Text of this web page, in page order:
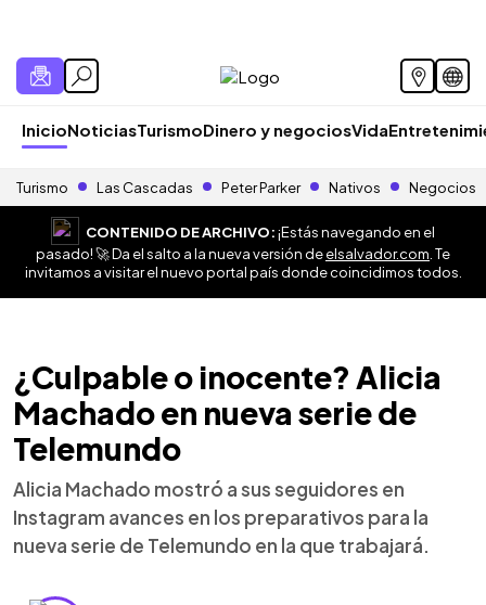
InicioNoticiasTurismoDinero y negociosVida
Turismo Las Cascadas Peter Parker Nativos Negocios
CONTENIDO DE ARCHIVO:¡Estás navegando en el
pasado! 🚀 Da el salto a la nueva versión deelsalvador.com . Te
invitamos a visitar el nuevo portal país donde coincidimos todos.
¿Culpable o inocente? Alicia
Machado en nueva serie de
Telemundo
Alicia Machado mostró a sus seguidores en
Instagram avances en los preparativos para la
nueva serie de Telemundo en la que trabajará.